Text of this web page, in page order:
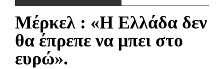
Μέρκελ : «Η Ελλάδα δεν
θα έπρεπε να μπει στο
ευρώ».